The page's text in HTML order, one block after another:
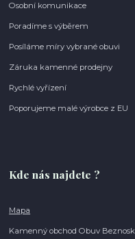
Osobní komunikace
Poradíme s výběrem
Posíláme míry vybrané obuvi
Záruka kamenné prodejny
Rychlé vyřízení
Poporujeme malé výrobce z EU
Kde nás najdete ?
Mapa
Kamenný obchod Obuv